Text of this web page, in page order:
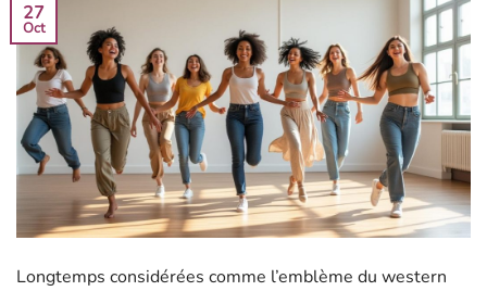
27
Oct
Longtemps considérées comme l’emblème du western